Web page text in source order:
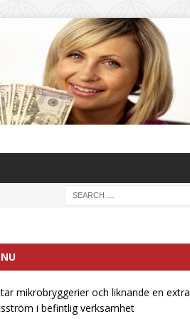
mikrobryggerier och liknande en extra
i befintlig verksamhet